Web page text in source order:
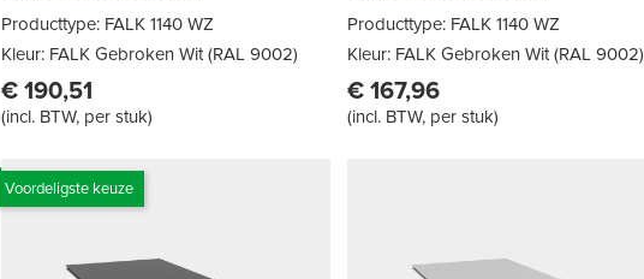
Producttype: FALK 1140 WZ
Kleur: FALK Gebroken Wit (RAL 9002)
€ 190,51
(incl. BTW, per stuk)
Producttype: FALK 1140 WZ
Kleur: FALK Gebroken Wit (RAL 9002)
€ 167,96
(incl. BTW, per stuk)
Voordeligste keuze